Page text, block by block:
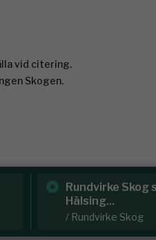
Skoglig
/ Svenska kraftnät
vid citering.
Skogen.